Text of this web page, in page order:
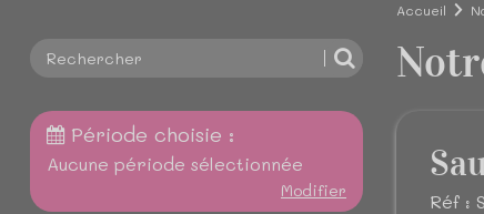
Accueil
Période choisie :
Aucune période sélectionnée
Modifier
Réf :